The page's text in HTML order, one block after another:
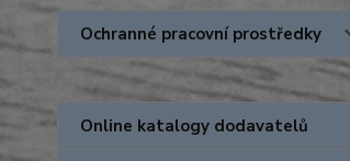
Ochranné pracovní prostředky
Online katalogy dodavatelů